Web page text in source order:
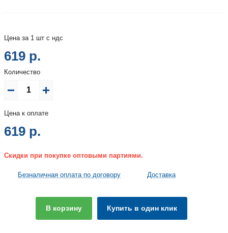
Цена за 1 шт с ндс
619 р.
Количество
Цена к оплате
619 р.
Скидки при покупке оптовыми партиями.
Безналичная оплата по договору Доставка
В корзину Купить в один клик